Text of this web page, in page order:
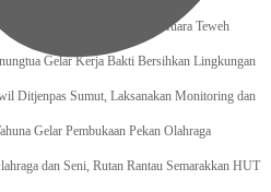
dan Warga Binaan Lapas Muara Teweh
Gelar Kerja Bakti Bersihkan Lingkungan
Ditjenpas Sumut, Laksanakan Monitoring dan
Gelar Pembukaan Pekan Olahraga
dan Seni, Rutan Rantau Semarakkan HUT